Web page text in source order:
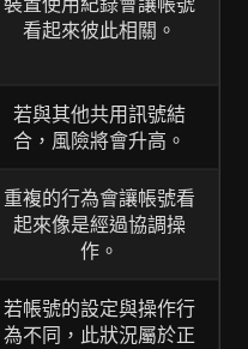
看起來彼此相關。
若與其他共用訊號結
合，風險將會升高。
重複的行為會讓帳號看
起來像是經過協調操
作。
若帳號的設定與操作行
為不同，此狀況屬於正